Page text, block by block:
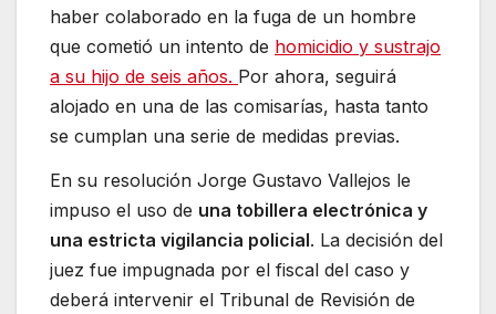
haber colaborado en la fuga de un hombre
que cometió un intento de homicidio y sustrajo
a su hijo de seis años. Por ahora, seguirá
alojado en una de las comisarías, hasta tanto
se cumplan una serie de medidas previas.
En su resolución Jorge Gustavo Vallejos le
impuso el uso de una tobillera electrónica y
una estricta vigilancia policial. La decisión del
juez fue impugnada por el fiscal del caso y
deberá intervenir el Tribunal de Revisión de